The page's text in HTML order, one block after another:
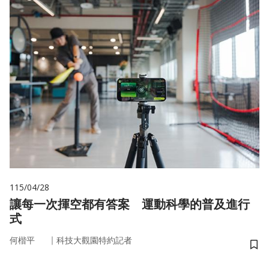
115/04/28
讓每一次揮空都有答案 運動科學的普及進行
式
何楷平 ｜ 科技大觀園特約記者
儲